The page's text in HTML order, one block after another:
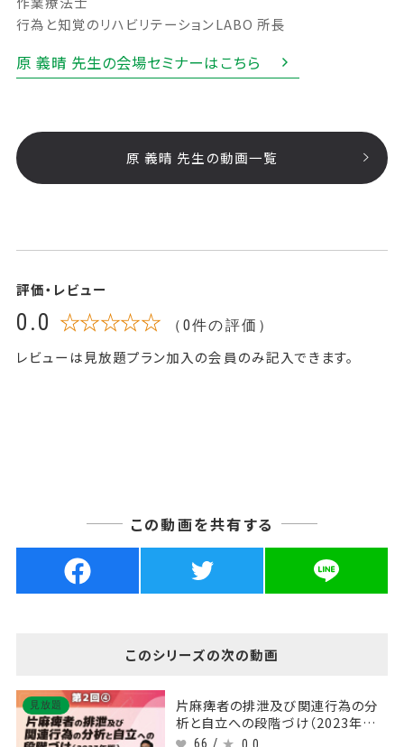
行為と知覚のリハビリテーションLABO 所長
原 義晴 先生の会場セミナーはこちら
原 義晴 先生の動画一覧
評価・レビュー
0.0 ☆☆☆☆☆ （0件の評価）
レビューは見放題プラン加入の会員のみ記入できます。
この動画を共有する
このシリーズの次の動画
見放題
片麻痺者の排泄及び関連行為の分
析と自立への段階づけ（2023年版）
【第2回】 Part④足部への体重負荷
66 /